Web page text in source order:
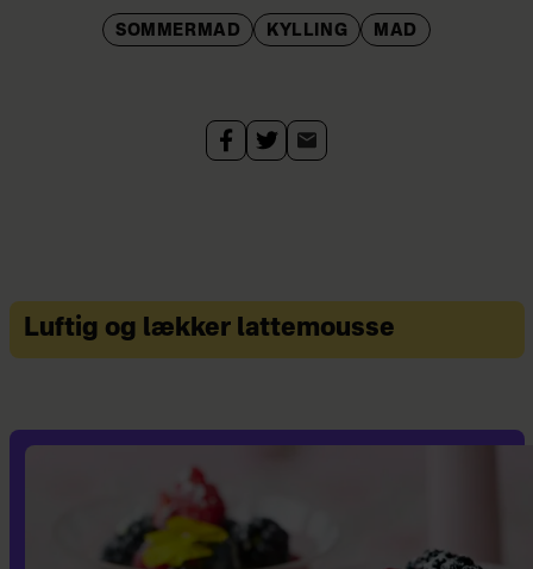
SOMMERMAD KYLLING MAD
Luftig og lækker lattemousse